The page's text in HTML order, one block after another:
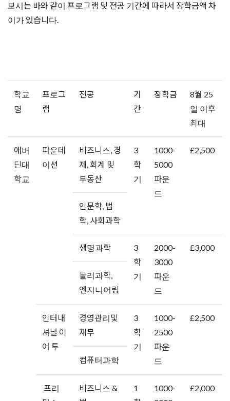
보시는 바와 같이 프로그램 및 전공 기간에 따라서 장학금액 차
이가 있습니다.
학교
명
프로그
램
전공
기
간
장학금
8월 25
일 이후
최대
애버
딘대
학교
파운데
이션
비즈니스, 경
제, 회계 및
부동산
3
학
기
1000-
5000
파운
드
£2,500
인문학, 법
학, 사회과학
생명과학
3
학
기
2000-
3000
파운
드
£3,000
물리과학,
엔지니어링
인터내
셔널 이
어 투
경영관리및
재무
3
학
기
1000-
2500
파운
드
£2,500
컴퓨터과학
프리
비즈니스 &
1
1000-
£2,000